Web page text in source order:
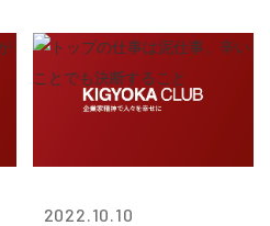
2022.10.10